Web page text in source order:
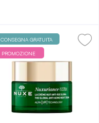
CONSEGNA GRATUITA
PROMOZIONE